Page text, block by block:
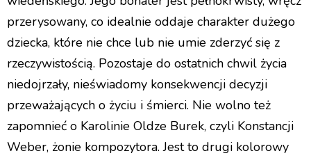
przerysowany, co idealnie oddaje charakter dużego
dziecka, które nie chce lub nie umie zderzyć się z
rzeczywistością. Pozostaje do ostatnich chwil życia
niedojrzały, nieświadomy konsekwencji decyzji
przeważających o życiu i śmierci. Nie wolno też
zapomnieć o Karolinie Oldze Burek, czyli Konstancji
Weber, żonie kompozytora. Jest to drugi kolorowy